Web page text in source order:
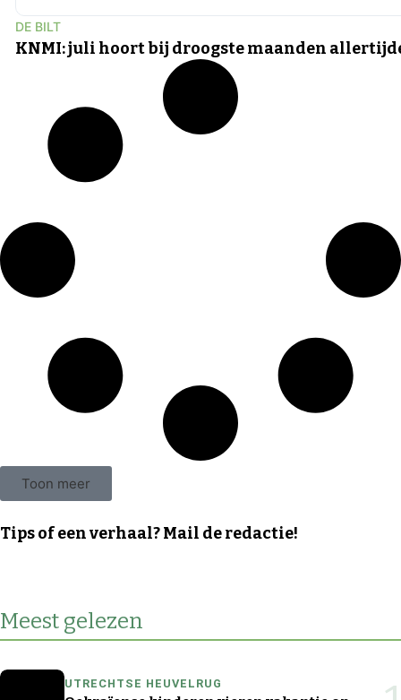
DE BILT
KNMI: juli hoort bij droogste maanden
Toon meer
Tips of een verhaal? Mail de redactie!
Meest gelezen
UTRECHTSE HEUVELRUG